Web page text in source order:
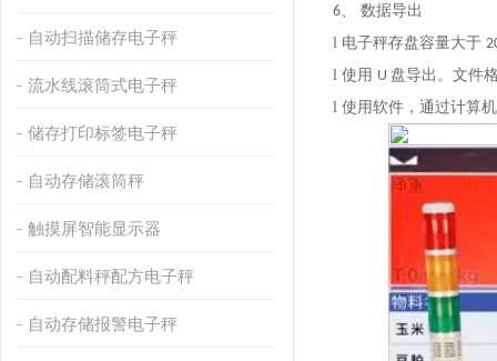
自动扫描储存电子秤
流水线滚筒式电子秤
储存打印标签电子秤
自动存储滚筒秤
触摸屏智能显示器
自动配料秤配方电子秤
自动存储报警电子秤
6、 数据导出
l 电子秤存盘容量大于
l 使用 U 盘导出。文件
l 使用软件，通过计算